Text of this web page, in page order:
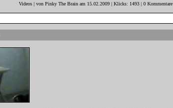
Videos | von Pinky The Brain am 15.02.2009 | Klicks: 1493 | 0 Kommentare